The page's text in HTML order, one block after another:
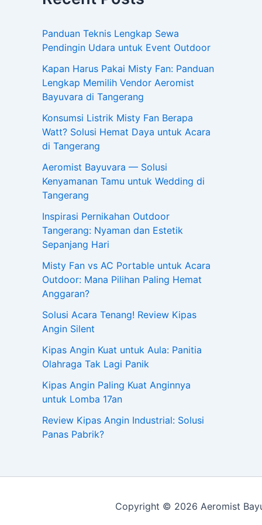
Panduan Teknis Lengkap Sewa
Pendingin Udara untuk Event Outdoor
Kapan Harus Pakai Misty Fan: Panduan
Lengkap Memilih Vendor Aeromist
Bayuvara di Tangerang
Konsumsi Listrik Misty Fan Berapa
Watt? Solusi Hemat Daya untuk Acara
di Tangerang
Aeromist Bayuvara — Solusi
Kenyamanan Tamu untuk Wedding di
Tangerang
Inspirasi Pernikahan Outdoor
Tangerang: Nyaman dan Estetik
Sepanjang Hari
Misty Fan vs AC Portable untuk Acara
Outdoor: Mana Pilihan Paling Hemat
Anggaran?
Solusi Acara Tenang! Review Kipas
Angin Silent
Kipas Angin Kuat untuk Aula: Panitia
Olahraga Tak Lagi Panik
Kipas Angin Paling Kuat Anginnya
untuk Lomba 17an
Review Kipas Angin Industrial: Solusi
Panas Pabrik?
Copyright © 2026 Aeromist